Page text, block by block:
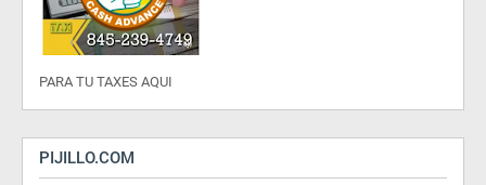
PARA TU TAXES AQUI
PIJILLO.COM